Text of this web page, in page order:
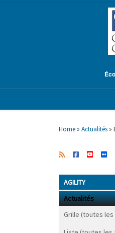
Home » Actualités »
AGILITY
Actualités
Grille (toutes